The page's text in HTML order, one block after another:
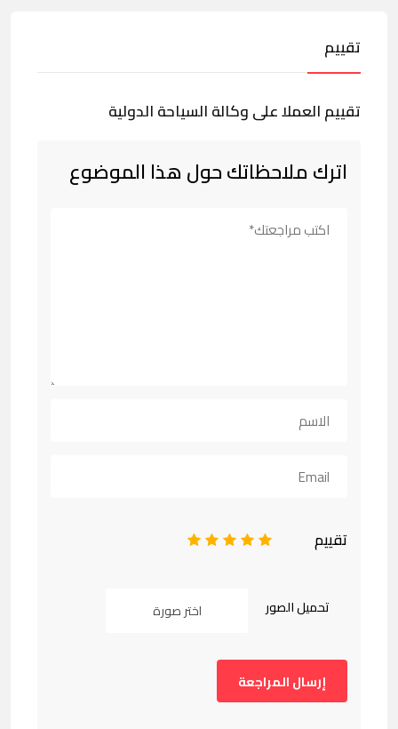
تقييم
تقييم العملا على وكالة السياحة الدولية
اترك ملاحظاتك حول هذا الموضوع
تقييم 5
4
3
2
تحميل الصور اختر صورة